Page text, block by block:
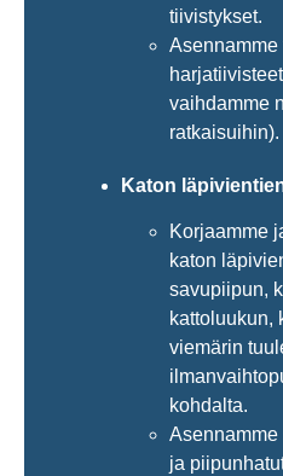
tiivistykset.
Asennamme
vaihdamme
ratkaisuihin).
Katon
Korjaamme
katon
savupiipun,
kattoluukun,
viemärin
kohdalta.
ja